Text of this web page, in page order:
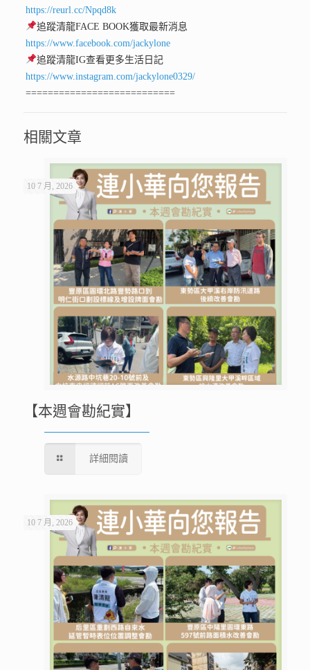
https://reurl.cc/Npqd8k
追蹤清龍FACE BOOK獲取最新消息
https://www.facebook.com/jackylone
追蹤清龍IG查看更多生活日記
https://www.instagram.com/jackylone0329/
===========================
相關文章
10 7 月, 2026
【本週會勘紀實】
詳細閱讀
10 7 月, 2026